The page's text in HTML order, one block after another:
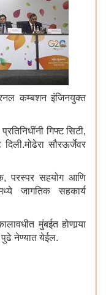
कम्बशन इंजिनयुक्त
गिफ्ट सिटी,
सौरऊर्जेवर
परस्पर सहयोग आणि
जागतिक सहकार्य
मुंबईत होणार्‍या
पुढे नेण्यात येईल.